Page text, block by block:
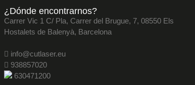
¿Dónde encontrarnos?
Carrer Vic 1 C/ Pla, Carrer del Brugue, 7, 08550 Els
Hostalets de Balenyà, Barcelona
info@cutlaser.eu
938857020
630471200